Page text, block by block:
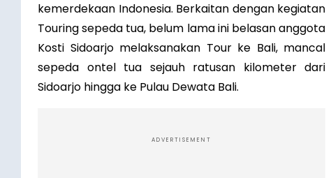
kemerdekaan Indonesia. Berkaitan dengan kegiatan
Touring sepeda tua, belum lama ini belasan anggota
Kosti Sidoarjo melaksanakan Tour ke Bali, mancal
sepeda ontel tua sejauh ratusan kilometer dari
Sidoarjo hingga ke Pulau Dewata Bali.
ADVERTISEMENT